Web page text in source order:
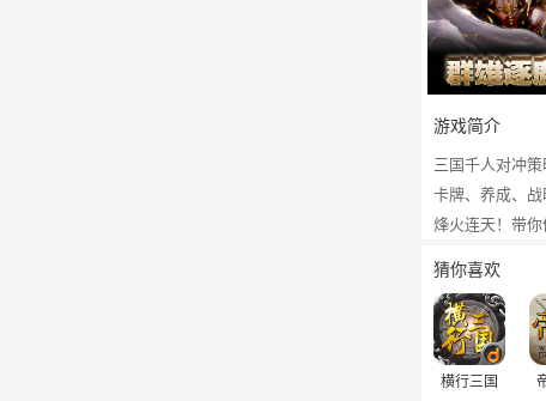
游戏简介
三国千人对冲
卡牌、养成、
烽火连天！带你
猜你喜欢
横行三国